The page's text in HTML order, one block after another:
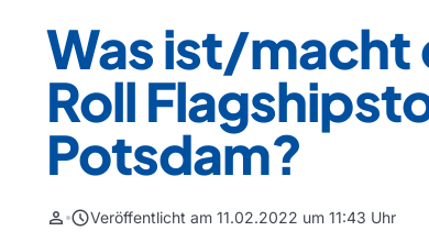
Was ist/macht
Roll
Potsdam?
person scheduleVeröffentlicht am 11.02.2022 um 11:43 Uhr